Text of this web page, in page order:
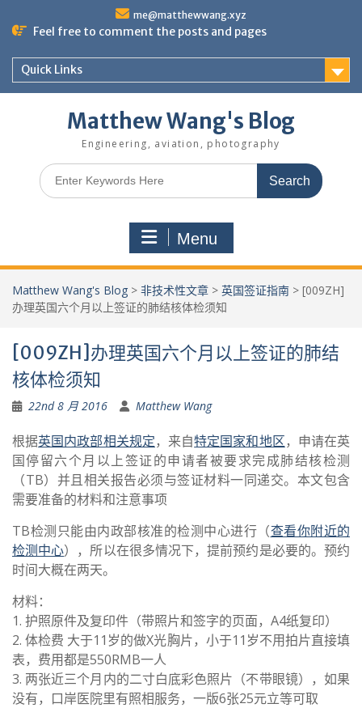
me@matthewwang.xyz
Feel free to comment the posts and pages
Quick Links
Matthew Wang's Blog
Engineering, aviation, photography
Search
for:
Menu
Matthew Wang's Blog > 非技术性文章 > 英国签证指南 > [009ZH]
办理英国六个月以上签证的肺结核体检须知
[009ZH]办理英国六个月以上签证的肺结
核体检须知
22nd 8 月 2016 Matthew Wang
根据英国内政部相关规定，来自特定国家和地区，申请在英
国停留六个月以上签证的申请者被要求完成肺结核检测
（TB）并且相关报告必须与签证材料一同递交。本文包含
需要准备的材料和注意事项
TB检测只能由内政部核准的检测中心进行（查看你附近的
检测中心），所以在很多情况下，提前预约是必要的。预约
时间大概在两天。
材料：
1. 护照原件及复印件（带照片和签字的页面，A4纸复印）
2. 体检费 大于11岁的做X光胸片，小于11岁不用拍片直接填
表，费用都是550RMB一人
3. 两张近三个月内的二寸白底彩色照片（不带眼镜），如果
没有，口岸医院里有照相服务，一版6张25元立等可取